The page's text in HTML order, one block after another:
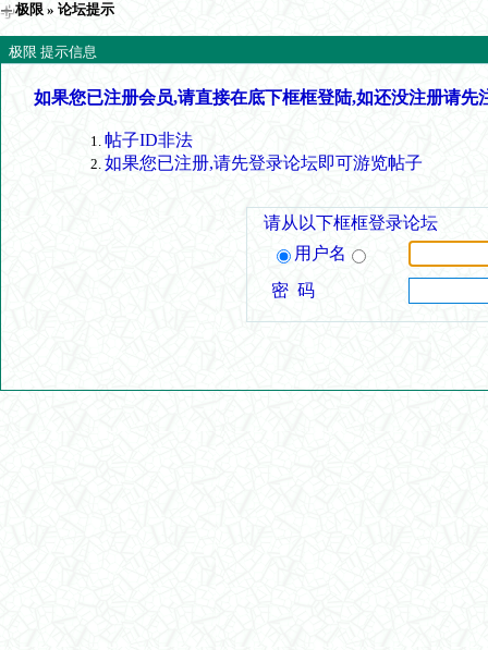
极限 » 论坛提示
极限 提示信息
如果您已注册会员,请直接在底下框框登陆,如还没注册请先
帖子ID非法
如果您已注册,请先登录论坛即可游览帖子
请从以下框框登录论坛
用户名
密 码